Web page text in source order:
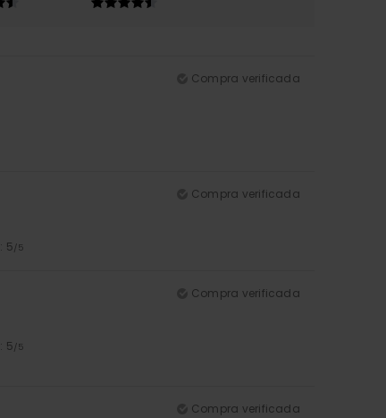
Compra verificada
Compra verificada
: 5/5
Compra verificada
: 5/5
Compra verificada